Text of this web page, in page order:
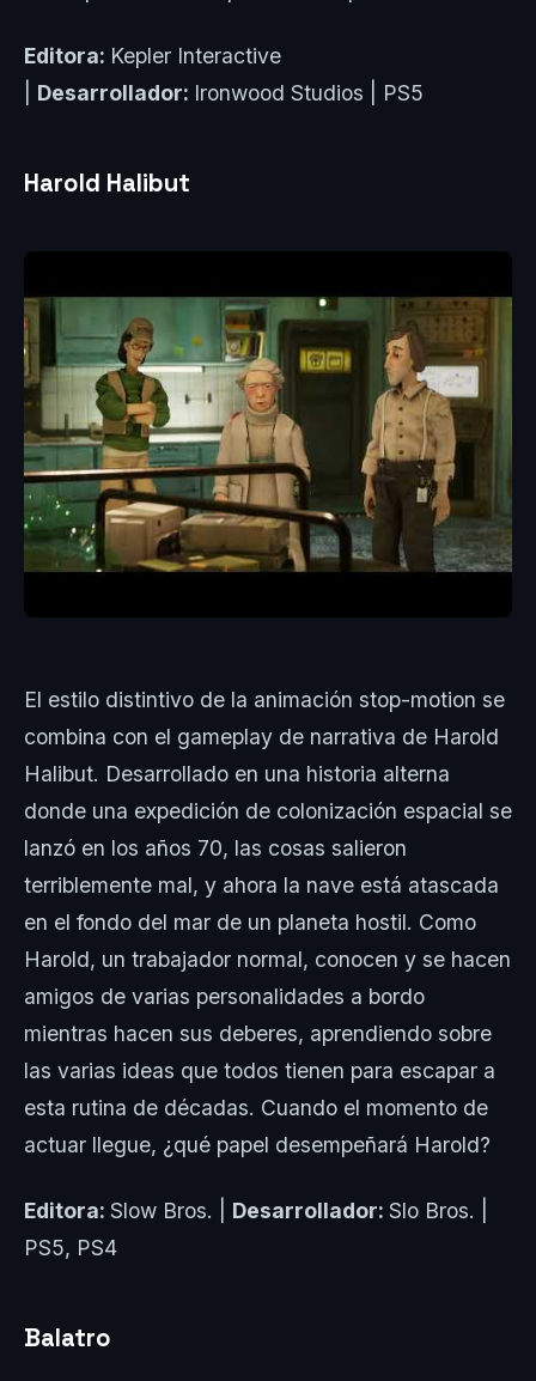
Editora: Kepler Interactive
Desarrollador: Ironwood Studios | PS5
Harold Halibut
El estilo distintivo de la animación stop-motion se
combina con el gameplay de narrativa de Harold
Halibut. Desarrollado en una historia alterna
donde una expedición de colonización espacial se
lanzó en los años 70, las cosas salieron
terriblemente mal, y ahora la nave está atascada
en el fondo del mar de un planeta hostil. Como
Harold, un trabajador normal, conocen y se hacen
amigos de varias personalidades a bordo
mientras hacen sus deberes, aprendiendo sobre
las varias ideas que todos tienen para escapar a
esta rutina de décadas. Cuando el momento de
actuar llegue, ¿qué papel desempeñará Harold?
Editora: Slow Bros. | Desarrollador: Slo Bros. |
PS5, PS4
Balatro